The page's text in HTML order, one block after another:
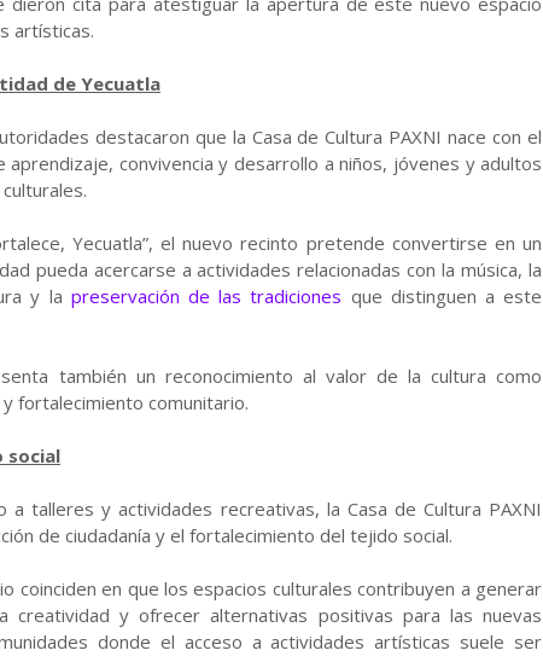
artísticas.
de Yecuatla
destacaron que la Casa de Cultura PAXNI nace con el
convivencia y desarrollo a niños, jóvenes y adultos
Yecuatla”, el nuevo recinto pretende convertirse en un
pueda acercarse a actividades relacionadas con la música, la
y la preservación de las tradiciones que distinguen a este
también un reconocimiento al valor de la cultura como
fortalecimiento comunitario.
social
talleres y actividades recreativas, la Casa de Cultura PAXNI
de ciudadanía y el fortalecimiento del tejido social.
coinciden en que los espacios culturales contribuyen a generar
creatividad y ofrecer alternativas positivas para las nuevas
donde el acceso a actividades artísticas suele ser